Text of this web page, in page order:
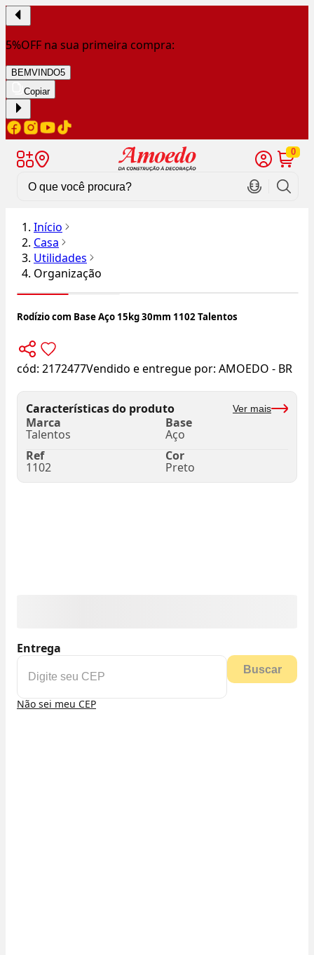
5%OFF na sua primeira compra:
BEMVINDO5
Copiar
0
Início
Casa
Utilidades
Organização
Rodízio com Base Aço 15kg 30mm 1102 Talentos
cód: 2172477Vendido e entregue por: AMOEDO - BR
Características do produto Ver mais
Marca
Talentos
Base
Aço
Ref
1102
Cor
Preto
Entrega
Buscar
Não sei meu CEP